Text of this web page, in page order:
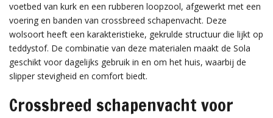
voetbed van kurk en een rubberen loopzool, afgewerkt met een
voering en banden van crossbreed schapenvacht. Deze
wolsoort heeft een karakteristieke, gekrulde structuur die lijkt op
teddystof. De combinatie van deze materialen maakt de Sola
geschikt voor dagelijks gebruik in en om het huis, waarbij de
slipper stevigheid en comfort biedt.
Crossbreed schapenvacht voor